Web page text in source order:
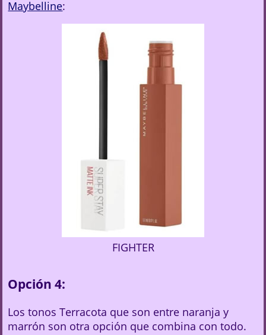
Maybelline:
FIGHTER
Opción 4:
Los tonos Terracota que son entre naranja y
marrón son otra opción que combina con todo.